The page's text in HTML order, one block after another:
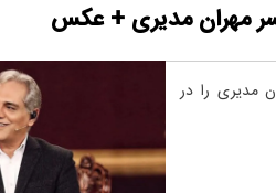
مهران مدیری + عکس
مدیری را در